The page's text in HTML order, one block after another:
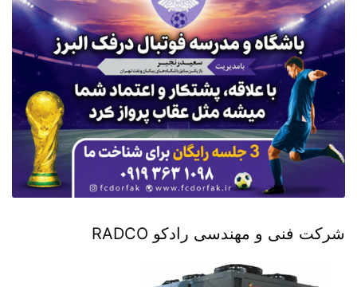
شرکت فنی و مهندسی رادکو RADCO